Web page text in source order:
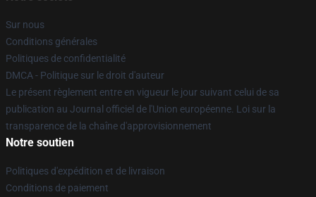
Sur nous
Conditions générales
Politiques de confidentialité
DMCA - Politique sur le droit d'auteur
Le présent règlement entre en vigueur le jour suivant celui de sa
publication au Journal officiel de l'Union européenne. Loi sur la
transparence de la chaîne d'approvisionnement
Notre soutien
Politiques d'expédition et de livraison
Conditions de paiement